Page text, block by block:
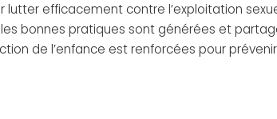
lutter efficacement contre l’exploitation
bonnes pratiques sont générées et
de l’enfance est renforcées pour